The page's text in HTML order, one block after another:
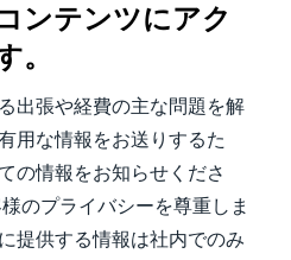
ンテンツにアク
。
出張や経費の主な問題を解
用な情報をお送りするた
の情報をお知らせくださ
のプライバシーを尊重しま
提供する情報は社内でのみ